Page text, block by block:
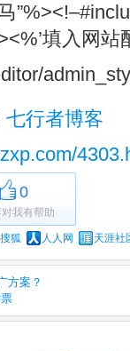
填入网站
七行者博客
0
我有帮助
狐 人人网 天涯社
方案？